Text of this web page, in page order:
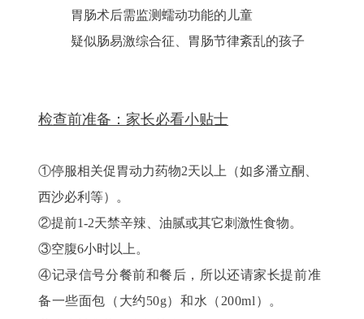
胃肠术后需监测蠕动功能的儿童
疑似肠易激综合征、胃肠节律紊乱的孩子
检查前准备：家长必看小贴士
①停服相关促胃动力药物2天以上（如多潘立酮、
西沙必利等）。
②提前1-2天禁辛辣、油腻或其它刺激性食物。
③空腹6小时以上。
④记录信号分餐前和餐后，所以还请家长提前准
备一些面包（大约50g）和水（200ml）。